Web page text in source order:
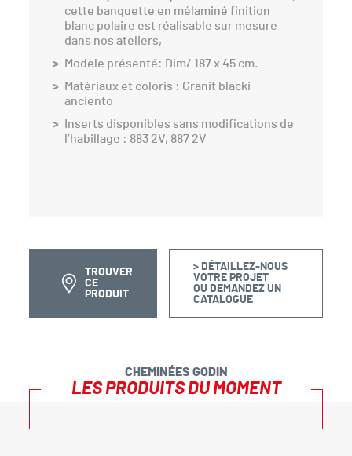
cette banquette en mélaminé finition
blanc polaire est réalisable sur mesure
dans nos ateliers,
Modèle présenté: Dim/ 187 x 45 cm.
Matériaux et coloris : Granit blacki
anciento
Inserts disponibles sans modifications de
l’habillage : 883 2V, 887 2V
TROUVER
CE
PRODUIT
> DÉTAILLEZ-NOUS
VOTRE PROJET
OU DEMANDEZ UN
CATALOGUE
CHEMINÉES GODIN
LES PRODUITS DU MOMENT